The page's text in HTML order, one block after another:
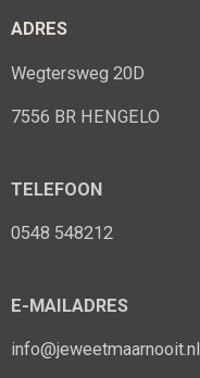
ADRES
Wegtersweg 20D
7556 BR HENGELO
TELEFOON
0548 548212
E-MAILADRES
info@jeweetmaarnooit.nl